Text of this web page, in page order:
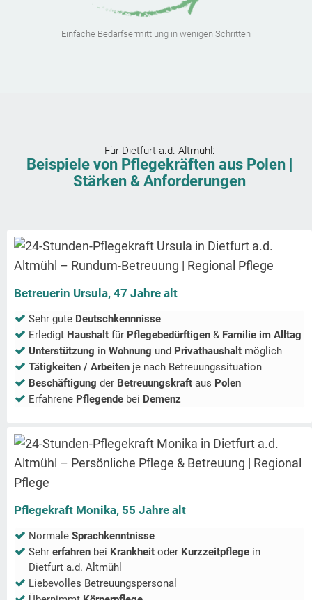
Einfache Bedarfsermittlung in wenigen Schritten
Für Dietfurt a.d. Altmühl :
Beispiele von Pflegekräften aus Polen |
Stärken & Anforderungen
Betreuerin Ursula, 47 Jahre alt
Sehr gute Deutschkennnisse
Erledigt Haushalt für Pflegebedürftigen & Familie im Alltag
Unterstützung in Wohnung und Privathaushalt möglich
Tätigkeiten / Arbeiten je nach Betreuungssituation
Beschäftigung der Betreuungskraft aus Polen
Erfahrene Pflegende bei Demenz
Pflegekraft Monika, 55 Jahre alt
Normale Sprachkenntnisse
Sehr erfahren bei Krankheit oder Kurzzeitpflege in
Dietfurt a.d. Altmühl
Liebevolles Betreuungspersonal